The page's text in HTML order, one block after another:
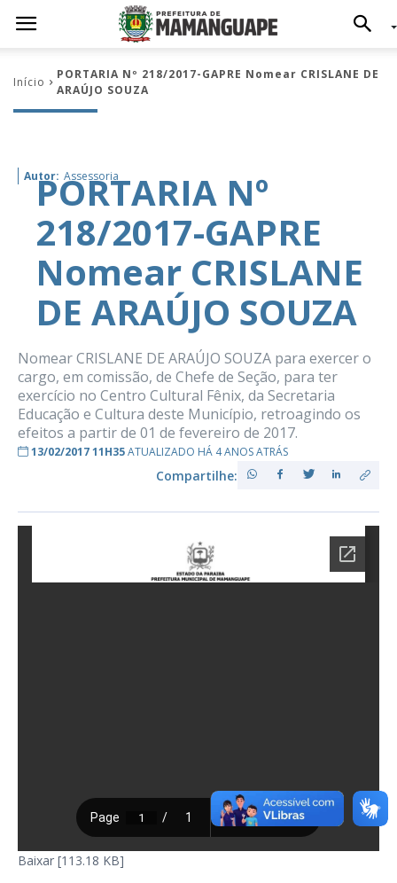
Início
PORTARIA Nº 218/2017-GAPRE Nomear CRISLANE DE
ARAÚJO SOUZA
Autor: Assessoria
PORTARIA Nº
218/2017-GAPRE
Nomear CRISLANE
DE ARAÚJO SOUZA
Nomear CRISLANE DE ARAÚJO SOUZA para exercer o
cargo, em comissão, de Chefe de Seção, para ter
exercício no Centro Cultural Fênix, da Secretaria
Educação e Cultura deste Município, retroagindo os
efeitos a partir de 01 de fevereiro de 2017.
13/02/2017 11H35ATUALIZADO HÁ 4 ANOS ATRÁS
Compartilhe:
Baixar [113.18 KB]